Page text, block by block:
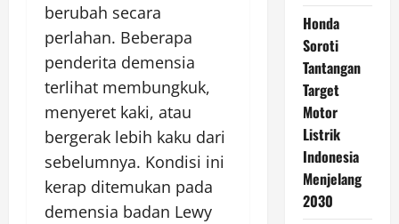
berubah secara
perlahan. Beberapa
penderita demensia
terlihat membungkuk,
menyeret kaki, atau
bergerak lebih kaku dari
sebelumnya. Kondisi ini
kerap ditemukan pada
demensia badan Lewy
Honda
Soroti
Tantangan
Target
Motor
Listrik
Indonesia
Menjelang
2030